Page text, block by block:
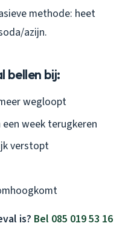
methode: heet
azijn.
bellen bij:
wegloopt
week terugkeren
verstopt
is? Bel 085 019 53 16